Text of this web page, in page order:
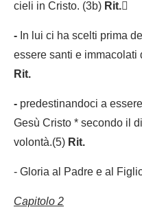
cieli in Cristo. (3b)Rit.
-In lui ci ha scelti prima
essere santi e
Rit.
-predestinandoci a
Gesù Cristo * secondo il
volontà.(5)Rit.
- Gloria al Padre e al
Capitolo 2